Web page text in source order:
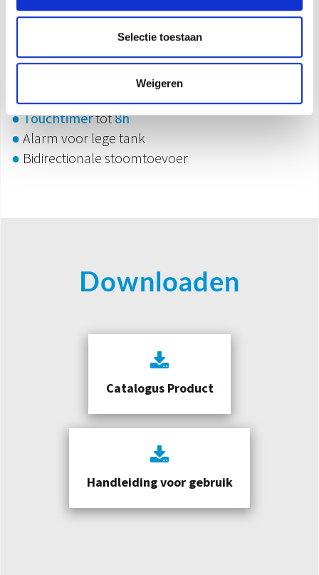
Selectie toestaan
Weigeren
●3 toevoerniveaus vochtigheid
Lade voor etherische oliën
●Afstandsbediening
●Inhoud tank:6 l
●Touchtimertot8h
● Alarm voor lege tank
● Bidirectionale stoomtoevoer
Downloaden
Catalogus Product
Handleiding voor gebruik